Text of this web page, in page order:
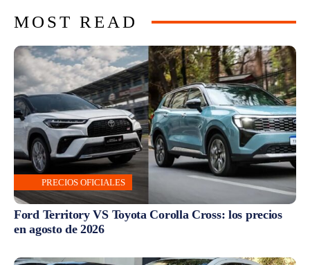
MOST READ
PRECIOS OFICIALES
Ford Territory VS Toyota Corolla Cross: los precios
en agosto de 2026